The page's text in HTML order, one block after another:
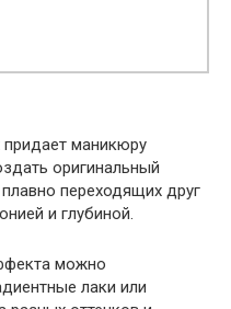
придает маникюру
оригинальный
переходящих друг
и глубиной.
можно
лаки или